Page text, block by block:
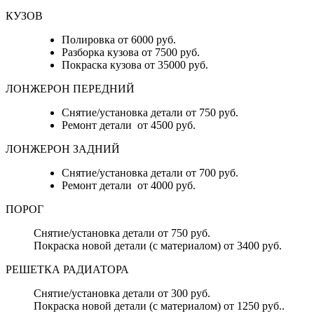
КУЗОВ
Полировка от 6000 руб.
Разборка кузова от 7500 руб.
Покраска кузова от 35000 руб.
ЛОНЖЕРОН ПЕРЕДНИЙ
Снятие/установка детали от 750 руб.
Ремонт детали от 4500 руб.
ЛОНЖЕРОН ЗАДНИЙ
Снятие/установка детали от 700 руб.
Ремонт детали от 4000 руб.
ПОРОГ
Снятие/установка детали от 750 руб.
Покраска новой детали (с материалом) от 3400 руб.
РЕШЕТКА РАДИАТОРА
Снятие/установка детали от 300 руб.
Покраска новой детали (с материалом) от 1250 руб..